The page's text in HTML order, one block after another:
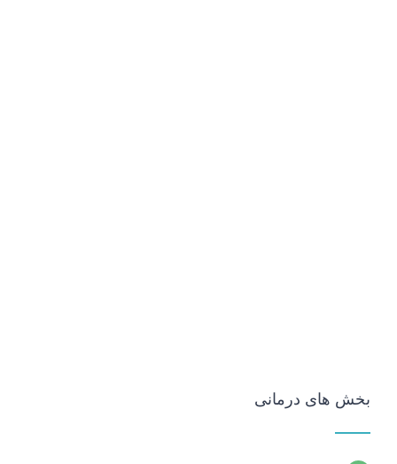
بخش های درمانی